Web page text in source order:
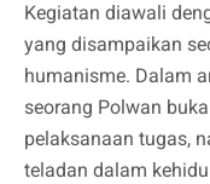
Kegiatan diawali
yang disampaikan
humanisme. Dalam
seorang Polwan
pelaksanaan tugas,
teladan dalam